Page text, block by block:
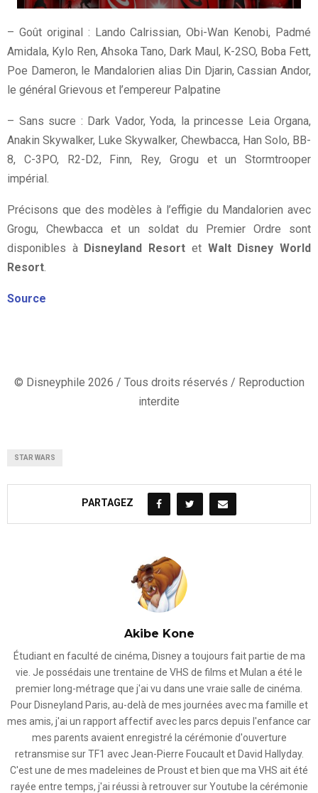
– Goût original : Lando Calrissian, Obi-Wan Kenobi, Padmé
Amidala, Kylo Ren, Ahsoka Tano, Dark Maul, K-2SO, Boba Fett,
Poe Dameron, le Mandalorien alias Din Djarin, Cassian Andor,
le général Grievous et l’empereur Palpatine
– Sans sucre : Dark Vador, Yoda, la princesse Leia Organa,
Anakin Skywalker, Luke Skywalker, Chewbacca, Han Solo, BB-
8, C-3PO, R2-D2, Finn, Rey, Grogu et un Stormtrooper
impérial.
Précisons que des modèles à l’effigie du Mandalorien avec
Grogu, Chewbacca et un soldat du Premier Ordre sont
disponibles à Disneyland Resort et Walt Disney World
Resort
Source
© Disneyphile 2026 / Tous droits réservés / Reproduction
interdite
STAR WARS
PARTAGEZ
Akibe Kone
Étudiant en faculté de cinéma, Disney a toujours fait partie de ma
vie. Je possédais une trentaine de VHS de films et Mulan a été le
premier long-métrage que j'ai vu dans une vraie salle de cinéma.
Pour Disneyland Paris, au-delà de mes journées avec ma famille et
mes amis, j'ai un rapport affectif avec les parcs depuis l'enfance car
mes parents avaient enregistré la cérémonie d'ouverture
retransmise sur TF1 avec Jean-Pierre Foucault et David Hallyday.
C'est une de mes madeleines de Proust et bien que ma VHS ait été
rayée entre temps, j'ai réussi à retrouver sur Youtube la cérémonie